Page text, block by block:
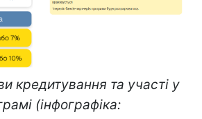
кредитування та участі у
(інфографіка: